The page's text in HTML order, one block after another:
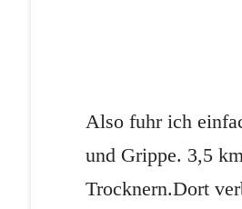
Also fuhr ich
und Grippe. 3,5
Trocknern.Dort